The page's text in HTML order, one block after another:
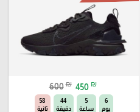
600 ₪ 450 ₪
6
يوم
5
ساعة
44
دقيقة
56
ثانية